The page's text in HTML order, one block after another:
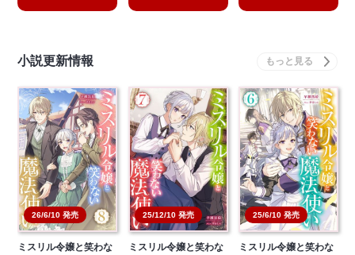
小説更新情報
26/6/10 発売
ミスリル令嬢と笑わな
25/12/10 発売
ミスリル令嬢と笑わな
25/6/10 発売
ミスリル令嬢と笑わな